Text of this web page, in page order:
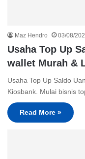
Maz Hendro 03/08/
Usaha Top Up
wallet Murah &
Usaha Top Up Saldo
Kiosbank. Mulai bisnis
Read More »